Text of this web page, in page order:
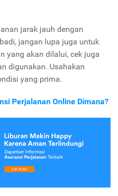
jarak jauh dengan
jangan lupa juga untuk
yang akan dilalui, cek juga
digunakan. Usahakan
yang prima.
Perjalanan Online Dimana?